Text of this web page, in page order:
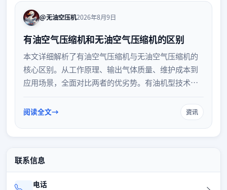
@无油空压机2026年8月9日
有油空气压缩机和无油空气压缩机的区别
本文详细解析了有油空气压缩机与无油空气压缩机的
核心区别。从工作原理、输出气体质量、维护成本到
应用场景，全面对比两者的优劣势。有油机型技术成
净气源，是食品、医药等高标准行业的理想选择。帮
阅读全文 资讯
联系信息
电话